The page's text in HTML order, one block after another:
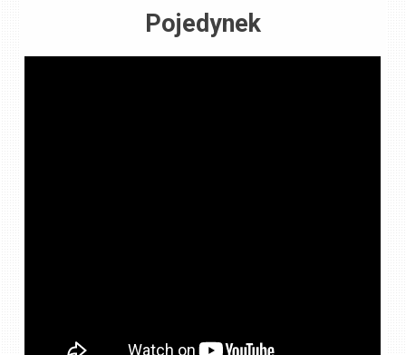
Pojedynek